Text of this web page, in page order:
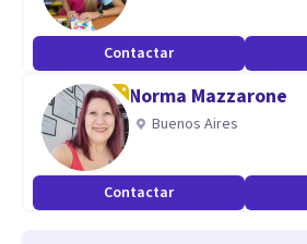
*Intervención individual, familiar y
*Terapias de tercera generación
Contactar
Norma Mazzarone
Buenos Aires
Contactar